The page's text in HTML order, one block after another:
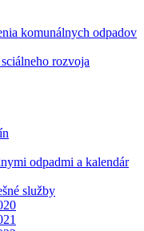
komunálnych odpadov
rozvoja
odpadmi a kalendár
služby